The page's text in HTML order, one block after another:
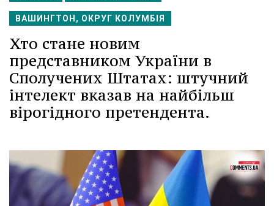
ВАШИНГТОН, ОКРУГ КОЛУМБІЯ
Хто стане новим
представником України в
Сполучених Штатах: штучний
інтелект вказав на найбільш
вірогідного претендента.